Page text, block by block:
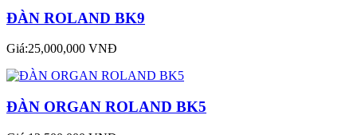
ĐÀN ROLAND BK9
Giá:25,000,000 VNĐ
ĐÀN ORGAN ROLAND BK5